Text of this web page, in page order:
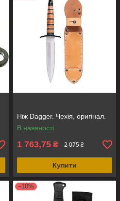
Ніж Dagger. Чехія, оригінал.
В наявності
1 763,75 ₴ 2 075 ₴
Купити
–10%